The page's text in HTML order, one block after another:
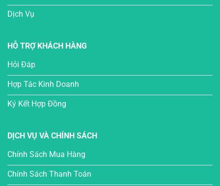
Dịch Vụ
HỖ TRỢ KHÁCH HÀNG
Hỏi Đáp
Hợp Tác Kinh Doanh
Ký Kết Hợp Đồng
DỊCH VỤ VÀ CHÍNH SÁCH
Chính Sách Mua Hàng
Chính Sách Thanh Toán